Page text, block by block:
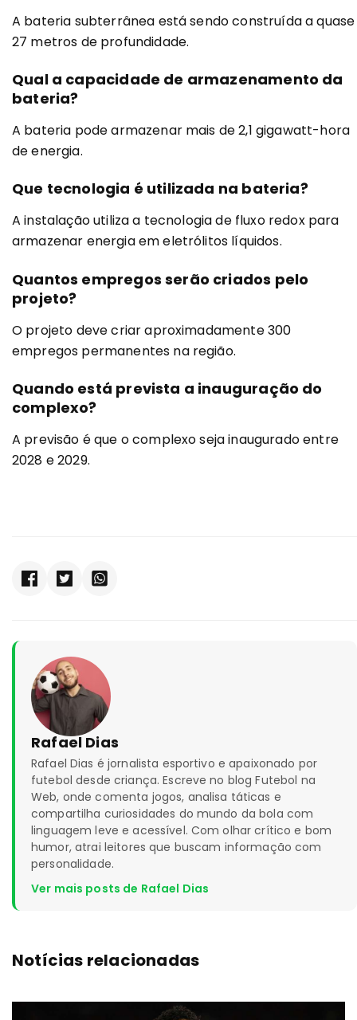
A bateria subterrânea está sendo construída a quase
27 metros de profundidade.
Qual a capacidade de armazenamento da
bateria?
A bateria pode armazenar mais de 2,1 gigawatt-hora
de energia.
Que tecnologia é utilizada na bateria?
A instalação utiliza a tecnologia de fluxo redox para
armazenar energia em eletrólitos líquidos.
Quantos empregos serão criados pelo
projeto?
O projeto deve criar aproximadamente 300
empregos permanentes na região.
Quando está prevista a inauguração do
complexo?
A previsão é que o complexo seja inaugurado entre
2028 e 2029.
Rafael Dias
Rafael Dias é jornalista esportivo e apaixonado por
futebol desde criança. Escreve no blog Futebol na
Web, onde comenta jogos, analisa táticas e
compartilha curiosidades do mundo da bola com
linguagem leve e acessível. Com olhar crítico e bom
humor, atrai leitores que buscam informação com
personalidade.
Ver mais posts de Rafael Dias
Notícias relacionadas